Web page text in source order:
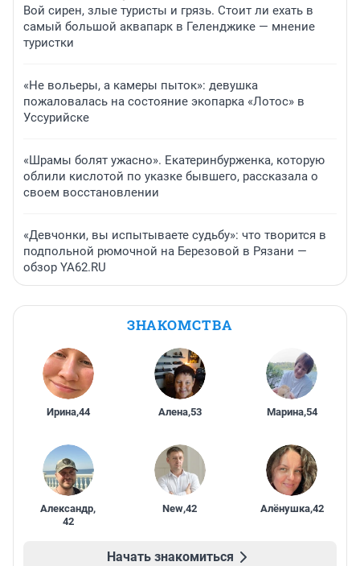
Вой сирен, злые туристы и грязь. Стоит ли ехать в
самый большой аквапарк в Геленджике — мнение
туристки
«Не вольеры, а камеры пыток»: девушка
пожаловалась на состояние экопарка «Лотос» в
Уссурийске
«Шрамы болят ужасно». Екатеринбурженка, которую
облили кислотой по указке бывшего, рассказала о
своем восстановлении
«Девчонки, вы испытываете судьбу»: что творится в
подпольной рюмочной на Березовой в Рязани —
обзор YA62.RU
ЗНАКОМСТВА
Ирина,44 Алена,53 Марина,54
Александр,
42
New,42 Алёнушка,42
Начать знакомиться